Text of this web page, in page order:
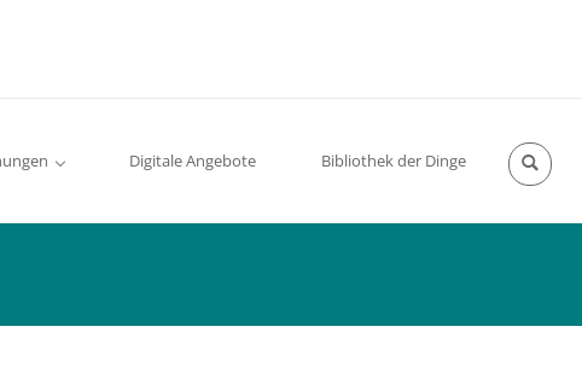
Digitale Angebote Bibliothek der Dinge